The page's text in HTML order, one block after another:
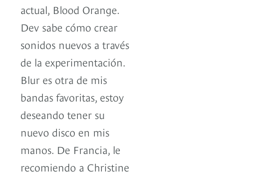
actual, Blood Orange.
Dev sabe cómo crear
sonidos nuevos a través
de la experimentación.
Blur es otra de mis
bandas favoritas, estoy
deseando tener su
nuevo disco en mis
manos. De Francia, le
recomiendo a Christine